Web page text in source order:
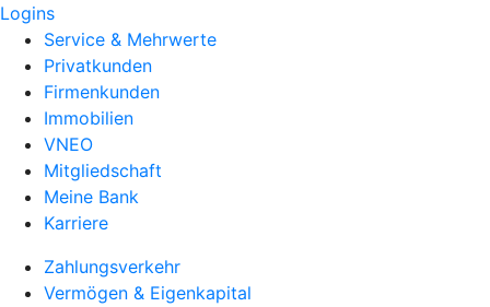
Logins
Service & Mehrwerte
Privatkunden
Firmenkunden
Immobilien
VNEO
Mitgliedschaft
Meine Bank
Karriere
Zahlungsverkehr
Vermögen & Eigenkapital